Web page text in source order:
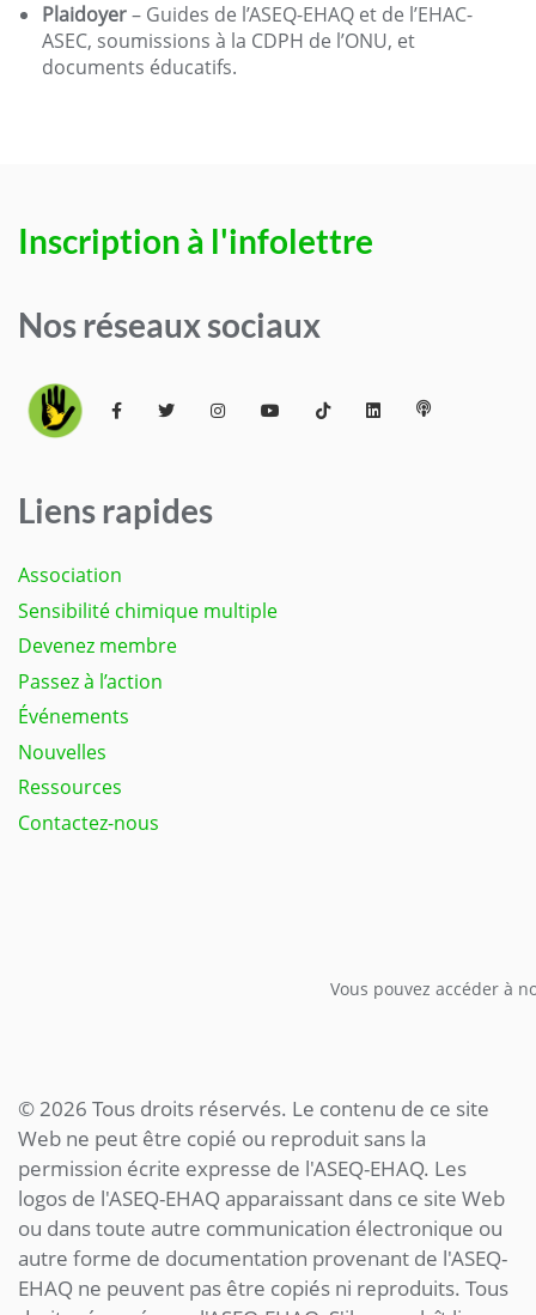
Plaidoyer– Guides de l’ASEQ-EHAQ et de l’EHAC-
ASEC, soumissions à la CDPH de l’ONU, et
documents éducatifs.
Inscription à l'infolettre
Nos réseaux sociaux
Liens rapides
Association
Sensibilité chimique multiple
Devenez membre
Passez à l’action
Événements
Nouvelles
Ressources
Contactez-nous
Vous pouvez accéder à
© 2026 Tous droits réservés. Le contenu de ce site
Web ne peut être copié ou reproduit sans la
permission écrite expresse de l'ASEQ-EHAQ. Les
logos de l'ASEQ-EHAQ apparaissant dans ce site Web
ou dans toute autre communication électronique ou
autre forme de documentation provenant de l'ASEQ-
EHAQ ne peuvent pas être copiés ni reproduits. Tous